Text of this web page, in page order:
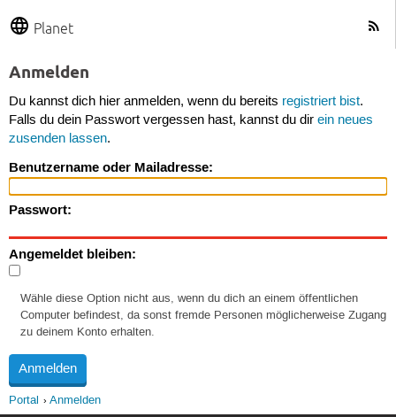
Planet
Anmelden
Du kannst dich hier anmelden, wenn du bereits registriert bist.
Falls du dein Passwort vergessen hast, kannst du dir ein neues
zusenden lassen.
Benutzername oder Mailadresse:
Passwort:
Angemeldet bleiben:
Wähle diese Option nicht aus, wenn du dich an einem öffentlichen
Computer befindest, da sonst fremde Personen möglicherweise Zugang
zu deinem Konto erhalten.
Portal Anmelden